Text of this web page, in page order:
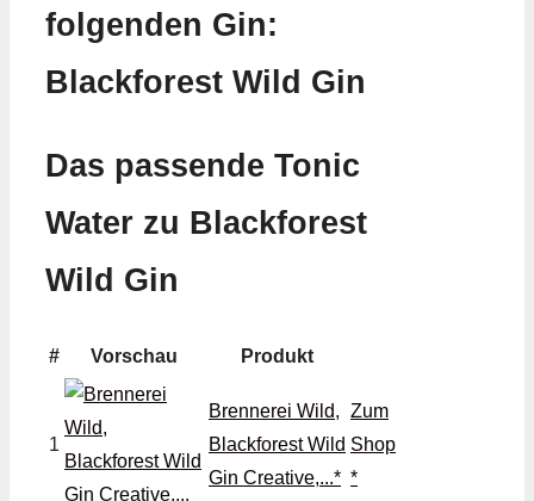
folgenden Gin:
Blackforest Wild Gin
Das passende Tonic
Water zu Blackforest
Wild Gin
# Vorschau Produkt
1
Brennerei Wild,
Blackforest Wild
Gin Creative,...*
Zum
Shop
*